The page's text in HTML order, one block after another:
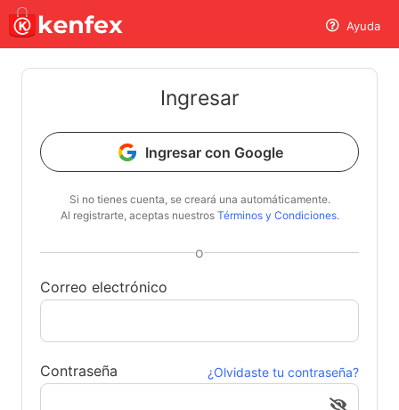
Ayuda
Ingresar
Ingresar con Google
Si no tienes cuenta, se creará una automáticamente.
Al registrarte, aceptas nuestros Términos y Condiciones.
o
Correo electrónico
Contraseña ¿Olvidaste tu contraseña?